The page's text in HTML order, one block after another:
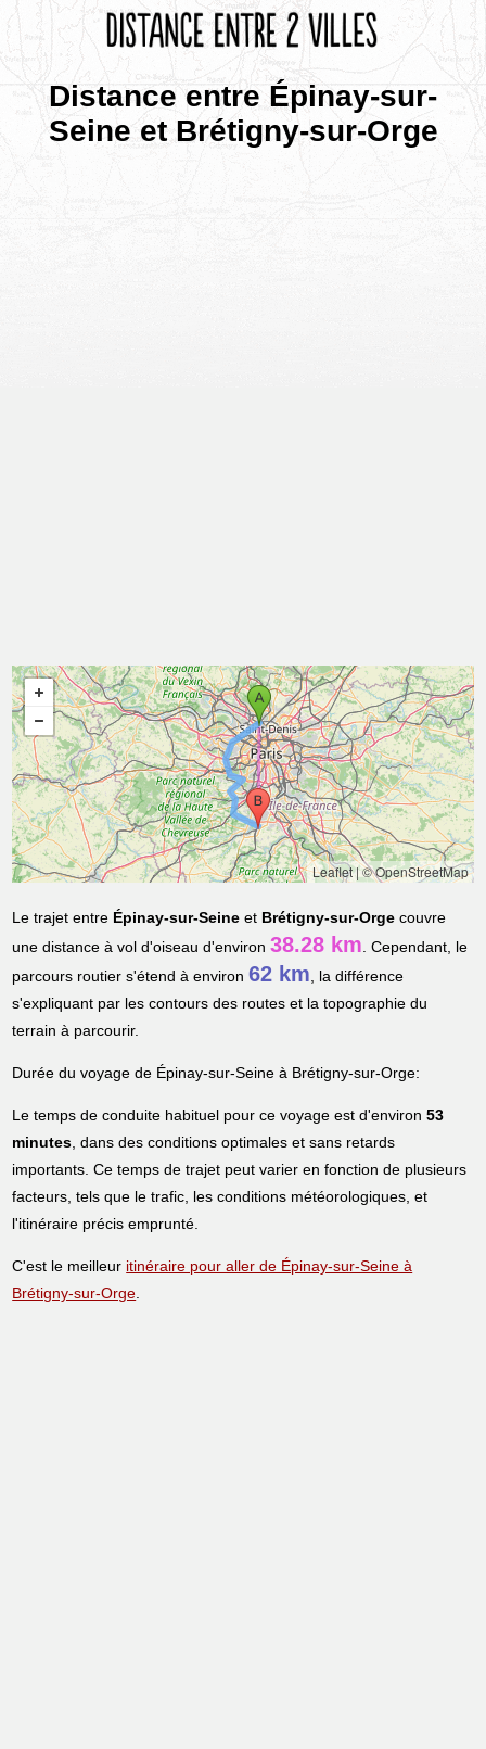
Distance entre Épinay-sur-
Seine et Brétigny-sur-Orge
Leaflet|© OpenStreetMap
Le trajet entre Épinay-sur-Seine et Brétigny-sur-Orge couvre
une distance à vol d'oiseau d'environ38.28 km. Cependant, le
parcours routier s'étend à environ62 km, la différence
s'expliquant par les contours des routes et la topographie du
terrain à parcourir.
Durée du voyage de Épinay-sur-Seine à Brétigny-sur-Orge:
Le temps de conduite habituel pour ce voyage est d'environ53
minutes, dans des conditions optimales et sans retards
importants. Ce temps de trajet peut varier en fonction de plusieurs
facteurs, tels que le trafic, les conditions météorologiques, et
l'itinéraire précis emprunté.
C'est le meilleur itinéraire pour aller de Épinay-sur-Seine à
Brétigny-sur-Orge.